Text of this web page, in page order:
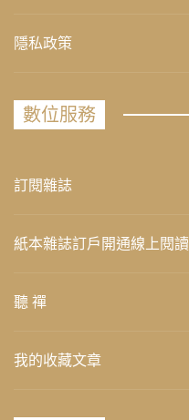
隱私政策
數位服務
訂閱雜誌
紙本雜誌訂戶開通線上閱讀
聽 禪
我的收藏文章